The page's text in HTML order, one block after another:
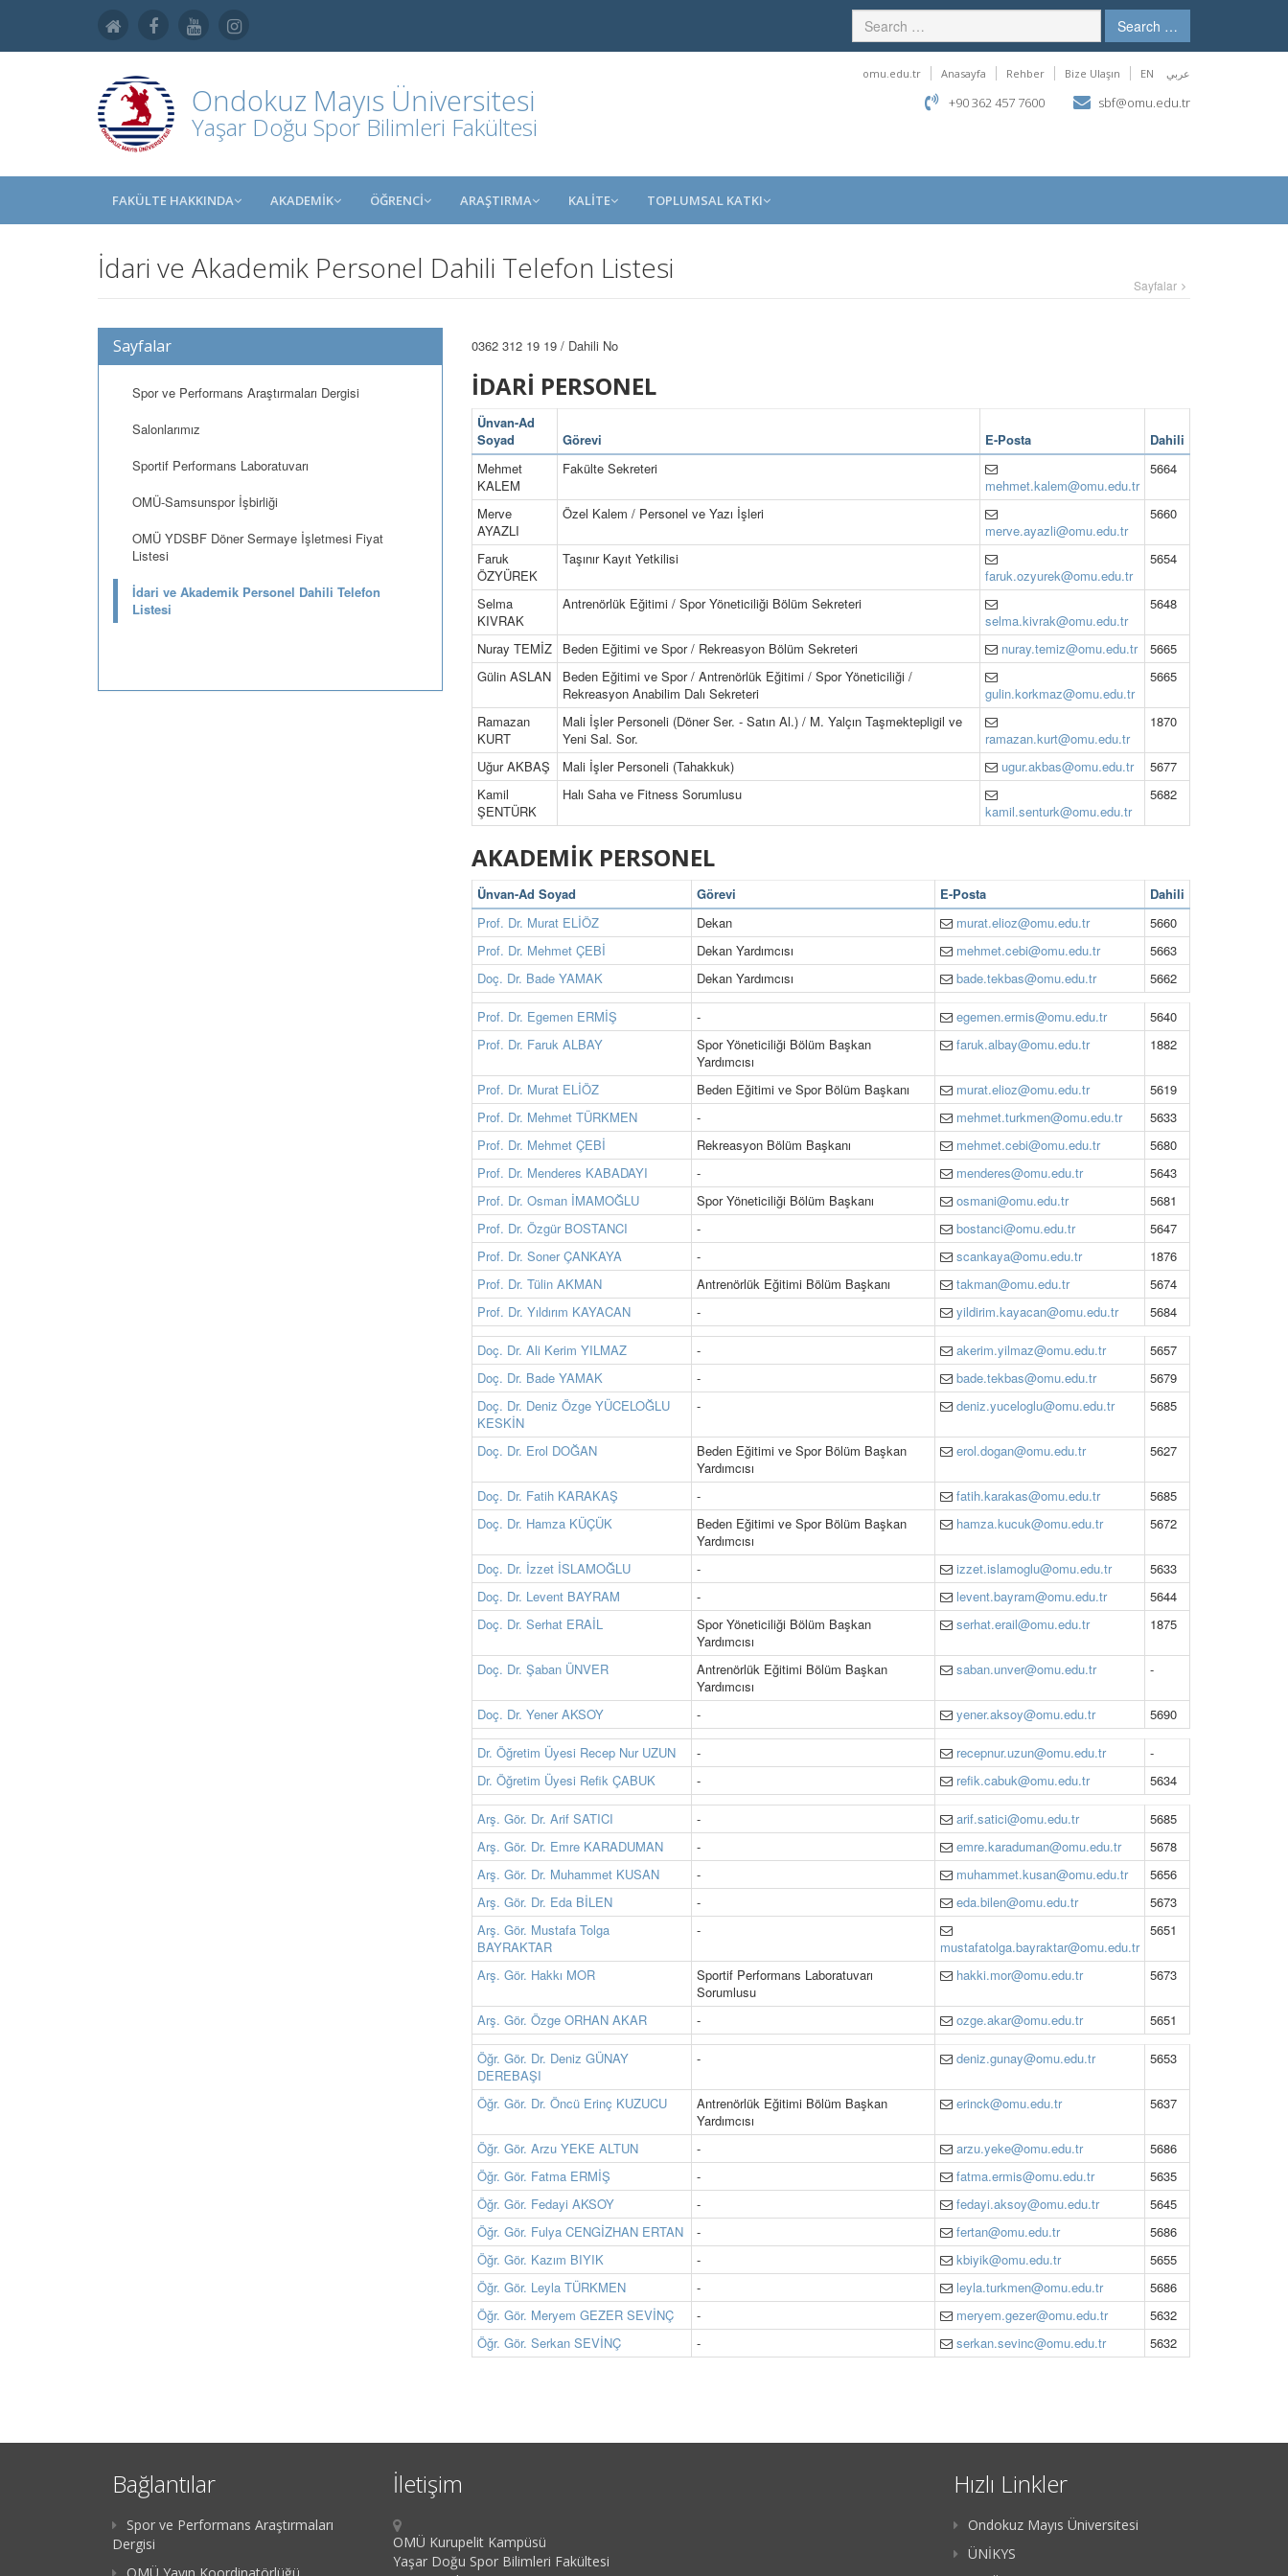
Search …
Ondokuz Mayıs Üniversitesi
Yaşar Doğu Spor Bilimleri Fakültesi
omu.edu.tr Anasayfa Rehber Bize Ulaşın EN عربي
+90 362 457 7600 sbf@omu.edu.tr
FAKÜLTE HAKKINDA AKADEMİK ÖĞRENCİ ARAŞTIRMA KALİTE TOPLUMSAL KATKI
İdari ve Akademik Personel Dahili Telefon Listesi Sayfalar
Sayfalar
Spor ve Performans Araştırmaları Dergisi
Salonlarımız
Sportif Performans Laboratuvarı
OMÜ-Samsunspor İşbirliği
OMÜ YDSBF Döner Sermaye İşletmesi Fiyat
Listesi
İdari ve Akademik Personel Dahili Telefon
Listesi
0362 312 19 19 / Dahili No
İDARİ PERSONEL
Ünvan-Ad
Soyad
Görevi E-Posta
Dahili
Mehmet
KALEM
Fakülte Sekreteri
mehmet.kalem@omu.edu.tr
5664
Merve
AYAZLI
Özel Kalem / Personel ve Yazı İşleri
merve.ayazli@omu.edu.tr
5660
Faruk
ÖZYÜREK
Taşınır Kayıt Yetkilisi
faruk.ozyurek@omu.edu.tr
5654
Selma
KIVRAK
Antrenörlük Eğitimi / Spor Yöneticiliği Bölüm Sekreteri
selma.kivrak@omu.edu.tr
5648
Nuray TEMİZ Beden Eğitimi ve Spor / Rekreasyon Bölüm Sekreteri nuray.temiz@omu.edu.tr
5665
Gülin ASLAN
Beden Eğitimi ve Spor / Antrenörlük Eğitimi / Spor Yöneticiliği /
Rekreasyon Anabilim Dalı Sekreteri
gulin.korkmaz@omu.edu.tr
5665
Ramazan
KURT
Mali İşler Personeli (Döner Ser. ‐ Satın Al.) / M. Yalçın Taşmektepligil ve
Yeni Sal. Sor.
ramazan.kurt@omu.edu.tr
1870
Uğur AKBAŞ Mali İşler Personeli (Tahakkuk) ugur.akbas@omu.edu.tr
5677
Kamil
ŞENTÜRK
Halı Saha ve Fitness Sorumlusu
kamil.senturk@omu.edu.tr
5682
AKADEMİK PERSONEL
Ünvan-Ad Soyad Görevi E-Posta
Dahili
Prof. Dr. Murat ELİÖZ
Dekan murat.elioz@omu.edu.tr
5660
Prof. Dr. Mehmet ÇEBİ
Dekan Yardımcısı mehmet.cebi@omu.edu.tr
5663
Doç. Dr. Bade YAMAK
Dekan Yardımcısı bade.tekbas@omu.edu.tr 5662
Prof. Dr. Egemen ERMİŞ - egemen.ermis@omu.edu.tr
5640
Prof. Dr. Faruk ALBAY
Spor Yöneticiliği Bölüm Başkan
Yardımcısı
faruk.albay@omu.edu.tr 1882
Prof. Dr. Murat ELİÖZ Beden Eğitimi ve Spor Bölüm Başkanı murat.elioz@omu.edu.tr
5619
Prof. Dr. Mehmet TÜRKMEN
- mehmet.turkmen@omu.edu.tr
5633
Prof. Dr. Mehmet ÇEBİ
Rekreasyon Bölüm Başkanı mehmet.cebi@omu.edu.tr
5680
Prof. Dr. Menderes KABADAYI
- menderes@omu.edu.tr
5643
Prof. Dr. Osman İMAMOĞLU
Spor Yöneticiliği Bölüm Başkanı osmani@omu.edu.tr
5681
Prof. Dr. Özgür BOSTANCI
- bostanci@omu.edu.tr
5647
Prof. Dr. Soner ÇANKAYA
- scankaya@omu.edu.tr
1876
Prof. Dr. Tülin AKMAN
Antrenörlük Eğitimi Bölüm Başkanı takman@omu.edu.tr
5674
Prof. Dr. Yıldırım KAYACAN
- yildirim.kayacan@omu.edu.tr 5684
Doç. Dr. Ali Kerim YILMAZ - akerim.yilmaz@omu.edu.tr
5657
Doç. Dr. Bade YAMAK
- bade.tekbas@omu.edu.tr
5679
Doç. Dr. Deniz Özge YÜCELOĞLU
KESKİN
- deniz.yuceloglu@omu.edu.tr 5685
Doç. Dr. Erol DOĞAN
Beden Eğitimi ve Spor Bölüm Başkan
Yardımcısı
erol.dogan@omu.edu.tr 5627
Doç. Dr. Fatih KARAKAŞ - fatih.karakas@omu.edu.tr
5685
Doç. Dr. Hamza KÜÇÜK
Beden Eğitimi ve Spor Bölüm Başkan
Yardımcısı
hamza.kucuk@omu.edu.tr 5672
Doç. Dr. İzzet İSLAMOĞLU - izzet.islamoglu@omu.edu.tr
5633
Doç. Dr. Levent BAYRAM
- levent.bayram@omu.edu.tr
5644
Doç. Dr. Serhat ERAİL
Spor Yöneticiliği Bölüm Başkan
Yardımcısı
serhat.erail@omu.edu.tr 1875
Doç. Dr. Şaban ÜNVER
Antrenörlük Eğitimi Bölüm Başkan
Yardımcısı
saban.unver@omu.edu.tr -
Doç. Dr. Yener AKSOY - yener.aksoy@omu.edu.tr 5690
Dr. Öğretim Üyesi Recep Nur UZUN - recepnur.uzun@omu.edu.tr
-
Dr. Öğretim Üyesi Refik ÇABUK
- refik.cabuk@omu.edu.tr 5634
Arş. Gör. Dr. Arif SATICI - arif.satici@omu.edu.tr
5685
Arş. Gör. Dr. Emre KARADUMAN
- emre.karaduman@omu.edu.tr
5678
Arş. Gör. Dr. Muhammet KUSAN
- muhammet.kusan@omu.edu.tr
5656
Arş. Gör. Dr. Eda BİLEN
- eda.bilen@omu.edu.tr
5673
Arş. Gör. Mustafa Tolga
BAYRAKTAR
-
mustafatolga.bayraktar@omu.edu.tr
5651
Arş. Gör. Hakkı MOR
Sportif Performans Laboratuvarı
Sorumlusu
hakki.mor@omu.edu.tr 5673
Arş. Gör. Özge ORHAN AKAR - ozge.akar@omu.edu.tr 5651
Öğr. Gör. Dr. Deniz GÜNAY
DEREBAŞI
- deniz.gunay@omu.edu.tr 5653
Öğr. Gör. Dr. Öncü Erinç KUZUCU
Antrenörlük Eğitimi Bölüm Başkan
Yardımcısı
erinck@omu.edu.tr 5637
Öğr. Gör. Arzu YEKE ALTUN - arzu.yeke@omu.edu.tr
5686
Öğr. Gör. Fatma ERMİŞ
- fatma.ermis@omu.edu.tr
5635
Öğr. Gör. Fedayi AKSOY
- fedayi.aksoy@omu.edu.tr
5645
Öğr. Gör. Fulya CENGİZHAN ERTAN
- fertan@omu.edu.tr
5686
Öğr. Gör. Kazım BIYIK
- kbiyik@omu.edu.tr
5655
Öğr. Gör. Leyla TÜRKMEN
- leyla.turkmen@omu.edu.tr
5686
Öğr. Gör. Meryem GEZER SEVİNÇ
- meryem.gezer@omu.edu.tr
5632
Öğr. Gör. Serkan SEVİNÇ
- serkan.sevinc@omu.edu.tr 5632
Bağlantılar
Spor ve Performans Araştırmaları
Dergisi
İletişim
OMÜ Kurupelit Kampüsü
Yaşar Doğu Spor Bilimleri Fakültesi
Hızlı Linkler
Ondokuz Mayıs Üniversitesi
ÜNİKYS